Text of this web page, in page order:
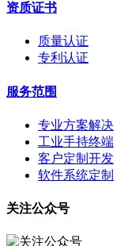
资质证书
质量认证
专利认证
服务范围
专业方案解决
工业手持终端
客户定制开发
软件系统定制
关注公众号